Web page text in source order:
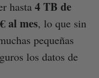
hasta 4 TB de
al mes, lo que sin
pequeñas
los datos de